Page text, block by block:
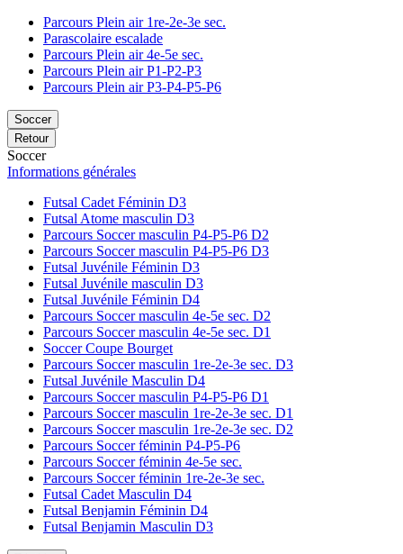
Parcours Plein air 1re-2e-3e sec.
Parascolaire escalade
Parcours Plein air 4e-5e sec.
Parcours Plein air P1-P2-P3
Parcours Plein air P3-P4-P5-P6
Soccer
Retour
Soccer
Informations générales
Futsal Cadet Féminin D3
Futsal Atome masculin D3
Parcours Soccer masculin P4-P5-P6 D2
Parcours Soccer masculin P4-P5-P6 D3
Futsal Juvénile Féminin D3
Futsal Juvénile masculin D3
Futsal Juvénile Féminin D4
Parcours Soccer masculin 4e-5e sec. D2
Parcours Soccer masculin 4e-5e sec. D1
Soccer Coupe Bourget
Parcours Soccer masculin 1re-2e-3e sec. D3
Futsal Juvénile Masculin D4
Parcours Soccer masculin P4-P5-P6 D1
Parcours Soccer masculin 1re-2e-3e sec. D1
Parcours Soccer masculin 1re-2e-3e sec. D2
Parcours Soccer féminin P4-P5-P6
Parcours Soccer féminin 4e-5e sec.
Parcours Soccer féminin 1re-2e-3e sec.
Futsal Cadet Masculin D4
Futsal Benjamin Féminin D4
Futsal Benjamin Masculin D3